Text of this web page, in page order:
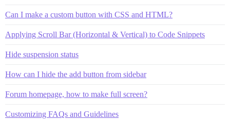
Can I make a custom button with CSS and HTML?
Applying Scroll Bar (Horizontal & Vertical) to Code Snippets
Hide suspension status
How can I hide the add button from sidebar
Forum homepage, how to make full screen?
Customizing FAQs and Guidelines